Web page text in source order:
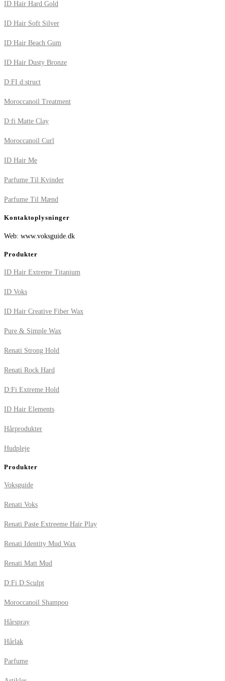
ID Hair Hard Gold
ID Hair Soft Silver
ID Hair Beach Gum
ID Hair Dusty Bronze
D:FI d:struct
Moroccanoil Treatment
D:fi Matte Clay
Moroccanoil Curl
ID Hair Me
Parfume Til Kvinder
Parfume Til Mænd
Kontaktoplysninger
Web: www.voksguide.dk
Produkter
ID Hair Extreme Titanium
ID Voks
ID Hair Creative Fiber Wax
Pure & Simple Wax
Renati Strong Hold
Renati Rock Hard
D:Fi Extreme Hold
ID Hair Elements
Hårprodukter
Hudpleje
Produkter
Voksguide
Renati Voks
Renati Paste Extreeme Hair Play
Renati Identity Mud Wax
Renati Matt Mud
D:Fi D:Sculpt
Moroccanoil Shampoo
Hårspray
Hårlak
Parfume